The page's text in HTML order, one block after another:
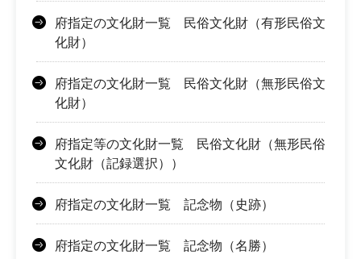
府指定の文化財一覧 民俗文化財（有形民俗文
化財）
府指定の文化財一覧 民俗文化財（無形民俗文
化財）
府指定等の文化財一覧 民俗文化財（無形民俗
文化財（記録選択））
府指定の文化財一覧 記念物（史跡）
府指定の文化財一覧 記念物（名勝）